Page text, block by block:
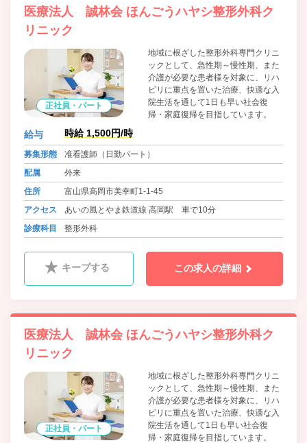
医療法人 誠林会 ほんごうハヤシ整形外科ク
リニック
正社員・パート
地域に根ざした整形外科専門クリニ
ックとして、急性期～慢性期、また
介護が必要な患者様を対象に、リハ
ビリに重点を置いた治療、快適な入
院生活を通して1日も早い社会復
帰・家庭復帰を目指しています。
給与 時給 1,500円/時
募集形態
准看護師（日勤パート）
配属
外来
住所
富山県高岡市美幸町1-1-45
アクセス
あいの風とやま鉄道線 高岡駅 車で10分
診療科目
整形外科
キープする この求人の詳細
医療法人 誠林会 ほんごうハヤシ整形外科ク
リニック
正社員・パート
地域に根ざした整形外科専門クリニ
ックとして、急性期～慢性期、また
介護が必要な患者様を対象に、リハ
ビリに重点を置いた治療、快適な入
院生活を通して1日も早い社会復
帰・家庭復帰を目指しています。